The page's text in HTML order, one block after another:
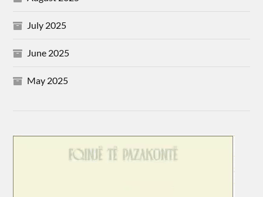
July 2025
June 2025
May 2025